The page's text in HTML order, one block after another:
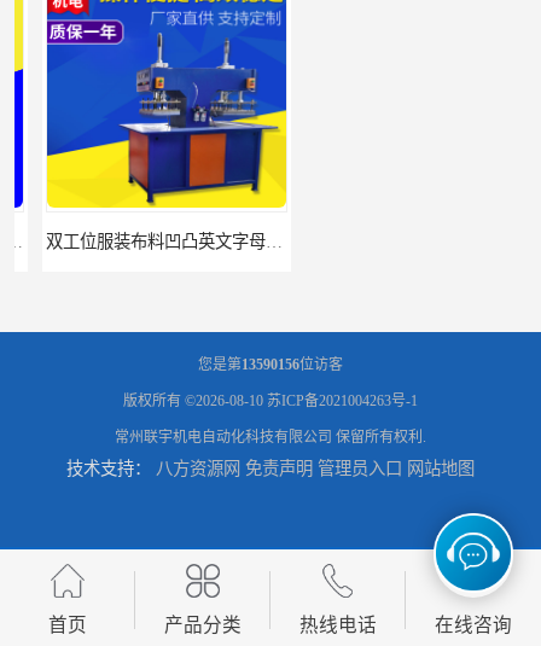
双工位服装布料凹凸英文字母压字机找联宇制造厂
浙江布料凹凸4d压纹机生产厂家 服装凹凸4d压纹植胶机 经济实惠 面料凹凸压纹机厂家 毛巾干发巾压标压logo设备 性能稳定
您是第13590156位访客
版权所有 ©2026-08-10 苏ICP备2021004263号-1
常州联宇机电自动化科技有限公司 保留所有权利.
技术支持： 八方资源网 免责声明 管理员入口 网站地图
首页 产品分类 热线电话 在线咨询